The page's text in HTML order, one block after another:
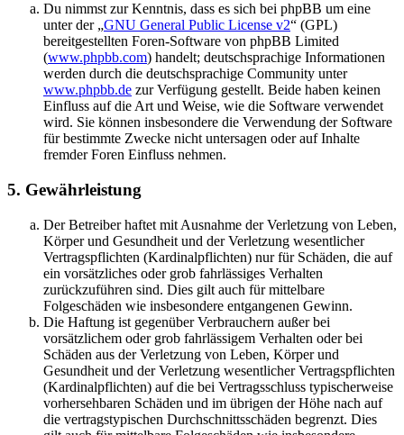
Du nimmst zur Kenntnis, dass es sich bei phpBB um eine
unter der „GNU General Public License v2“ (GPL)
bereitgestellten Foren-Software von phpBB Limited
(www.phpbb.com) handelt; deutschsprachige Informationen
werden durch die deutschsprachige Community unter
www.phpbb.de zur Verfügung gestellt. Beide haben keinen
Einfluss auf die Art und Weise, wie die Software verwendet
wird. Sie können insbesondere die Verwendung der Software
für bestimmte Zwecke nicht untersagen oder auf Inhalte
fremder Foren Einfluss nehmen.
5. Gewährleistung
Der Betreiber haftet mit Ausnahme der Verletzung von Leben,
Körper und Gesundheit und der Verletzung wesentlicher
Vertragspflichten (Kardinalpflichten) nur für Schäden, die auf
ein vorsätzliches oder grob fahrlässiges Verhalten
zurückzuführen sind. Dies gilt auch für mittelbare
Folgeschäden wie insbesondere entgangenen Gewinn.
Die Haftung ist gegenüber Verbrauchern außer bei
vorsätzlichem oder grob fahrlässigem Verhalten oder bei
Schäden aus der Verletzung von Leben, Körper und
Gesundheit und der Verletzung wesentlicher Vertragspflichten
(Kardinalpflichten) auf die bei Vertragsschluss typischerweise
vorhersehbaren Schäden und im übrigen der Höhe nach auf
die vertragstypischen Durchschnittsschäden begrenzt. Dies